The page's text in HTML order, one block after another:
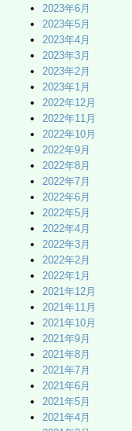
2023年6月
2023年5月
2023年4月
2023年3月
2023年2月
2023年1月
2022年12月
2022年11月
2022年10月
2022年9月
2022年8月
2022年7月
2022年6月
2022年5月
2022年4月
2022年3月
2022年2月
2022年1月
2021年12月
2021年11月
2021年10月
2021年9月
2021年8月
2021年7月
2021年6月
2021年5月
2021年4月